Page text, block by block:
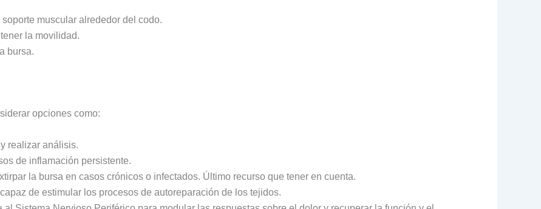
soporte muscular alrededor del codo.
la movilidad.
bursa.
opciones como:
realizar análisis.
de inflamación persistente.
la bursa en casos crónicos o infectados. Último recurso que tener en cuenta.
de estimular los procesos de autoreparación de los tejidos.